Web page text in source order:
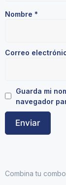
Nombre *
Correo
Guarda mi
navegador
Combina tu combo